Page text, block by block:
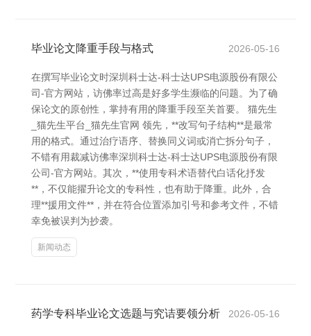
毕业论文降重手段与格式 2026-05-16
在撰写毕业论文时深圳科士达-科士达UPS电源股份有限公
司-官方网站，访佛率过高是好多学生濒临的问题。为了确
保论文的原创性，掌持有用的降重手段至关首要。 猫先生
_猫先生平台_猫先生官网 领先，**改写句子结构**是最常
用的格式。通过治疗语序、替换同义词或消亡拆分句子，
不错有用裁减访佛率深圳科士达-科士达UPS电源股份有限
公司-官方网站。其次，**使用专科术语替代白话化抒发
**，不仅能擢升论文的专科性，也有助于降重。此外，合
理**援用文件**，并在符合位置添加引号和参考文件，不错
幸免被误判为抄袭。
新闻动态
药学专科毕业论文选题与究诘要领分析 2026-05-16